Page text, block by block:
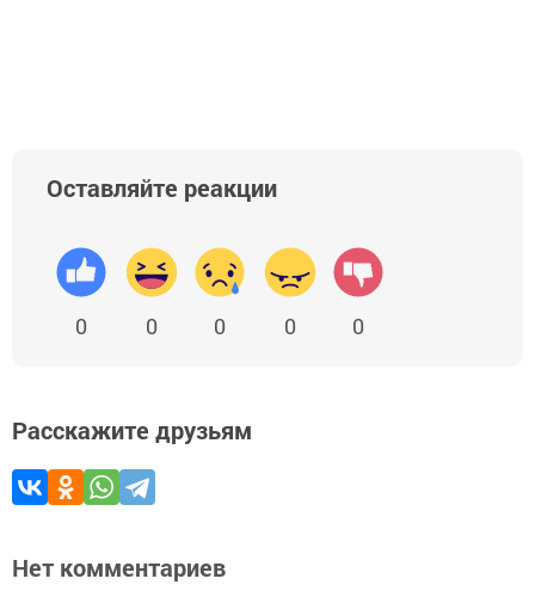
Оставляйте реакции
0 0 0 0 0
Расскажите друзьям
Нет комментариев